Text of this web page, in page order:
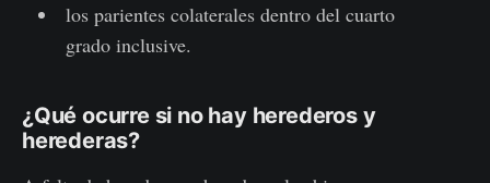
los parientes colaterales dentro del cuarto
grado inclusive.
¿Qué ocurre si no hay herederos y
herederas?